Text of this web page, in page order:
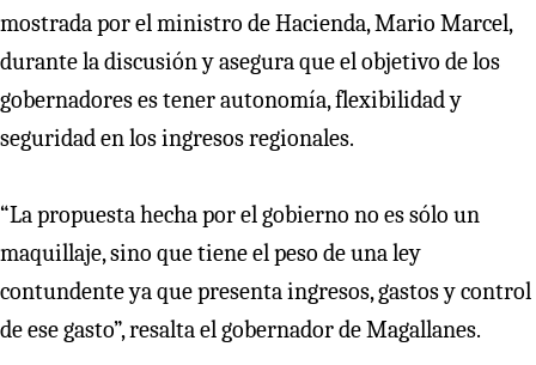
mostrada por el ministro de Hacienda, Mario Marcel,
durante la discusión y asegura que el objetivo de los
gobernadores es tener autonomía, flexibilidad y
seguridad en los ingresos regionales.
“La propuesta hecha por el gobierno no es sólo un
maquillaje, sino que tiene el peso de una ley
contundente ya que presenta ingresos, gastos y control
de ese gasto”, resalta el gobernador de Magallanes.